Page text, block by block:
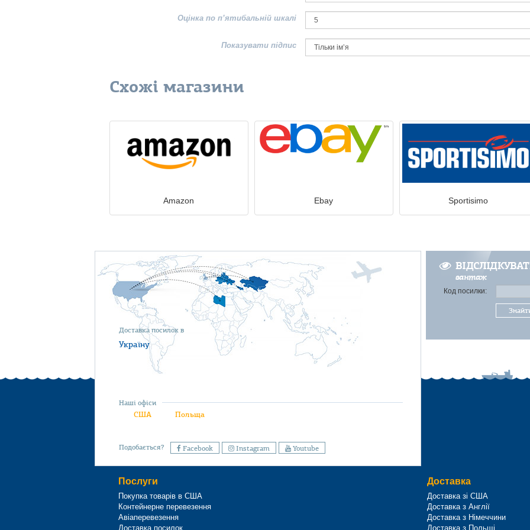
Оцінка по п’ятибальній шкалі
Показувати підпис
Схожі магазини
Amazon Ebay Sportisimo
вантаж
Код посилки:
Доставка посилок в
Україну
Наші офіси
США Польща
Подобається? Facebook Instagram Youtube
Послуги
Покупка товарів в США
Контейнерне перевезення
Авіаперевезення
Доставка посилок
Доставка
Доставка зі США
Доставка з Англії
Доставка з Німеччини
Доставка з Польщі